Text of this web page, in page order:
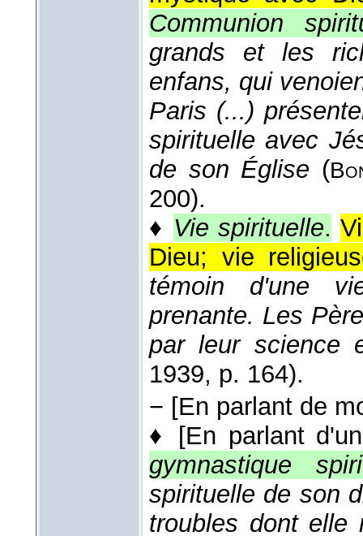
Communion
grands et les
enfans, qui
Paris (...)
spirituelle avec
de son Église (
200).
♦ Vie spirituelle.
Dieu; vie
témoin d'une
prenante. Les
par leur science
1939, p. 164).
− [En parlant de
♦
[En parlant
gymnastique
spirituelle de son
troubles dont elle